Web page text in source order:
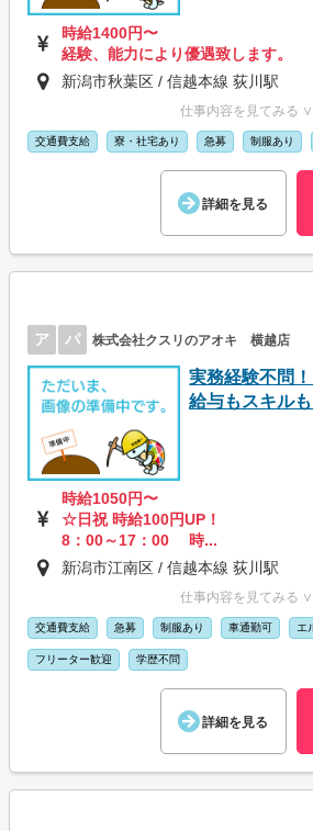
時給1400円〜
経験、能力により優遇致します。
新潟市秋葉区 / 信越本線 荻川駅
仕事内容を見てみる ∨
交通費支給 寮・社宅あり 急募 制服あり
詳細を見る
ア パ 株式会社クスリのアオキ 横越店
実務経験不問
給与もスキル
時給1050円〜
☆日祝 時給100円UP！
8：00～17：00 時...
新潟市江南区 / 信越本線 荻川駅
仕事内容を見てみる ∨
交通費支給 急募 制服あり 車通勤可 エ
フリーター歓迎 学歴不問
詳細を見る